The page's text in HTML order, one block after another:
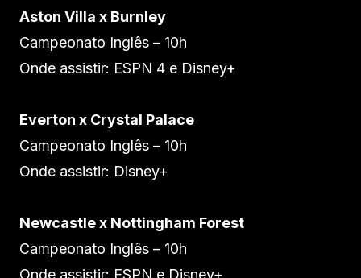
Aston Villa x Burnley
Campeonato Inglês – 10h
Onde assistir: ESPN 4 e Disney+
Everton x Crystal Palace
Campeonato Inglês – 10h
Onde assistir: Disney+
Newcastle x Nottingham Forest
Campeonato Inglês – 10h
Onde assistir: ESPN e Disney+